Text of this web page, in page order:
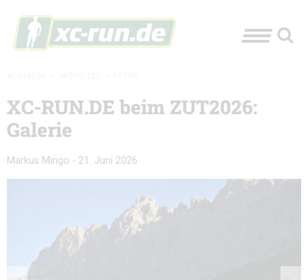
XC-RUN.DE beim ZUT2026:
Galerie
Markus Mingo - 21. Juni 2026